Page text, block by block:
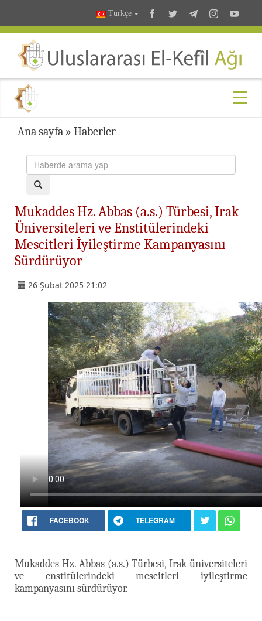
Türkçe
Ana sayfa » Haberler
Mukaddes Hz. Abbas (a.s.) Türbesi, Irak
Üniversiteleri ve Enstitülerindeki
Mescitleri İyileştirme Kampanyasını
Sürdürüyor
26 Şubat 2025 21:02
FACEBOOK TELEGRAM
Mukaddes Hz. Abbas (a.s.) Türbesi, Irak üniversiteleri
ve enstitülerindeki mescitleri iyileştirme
kampanyasını sürdürüyor.